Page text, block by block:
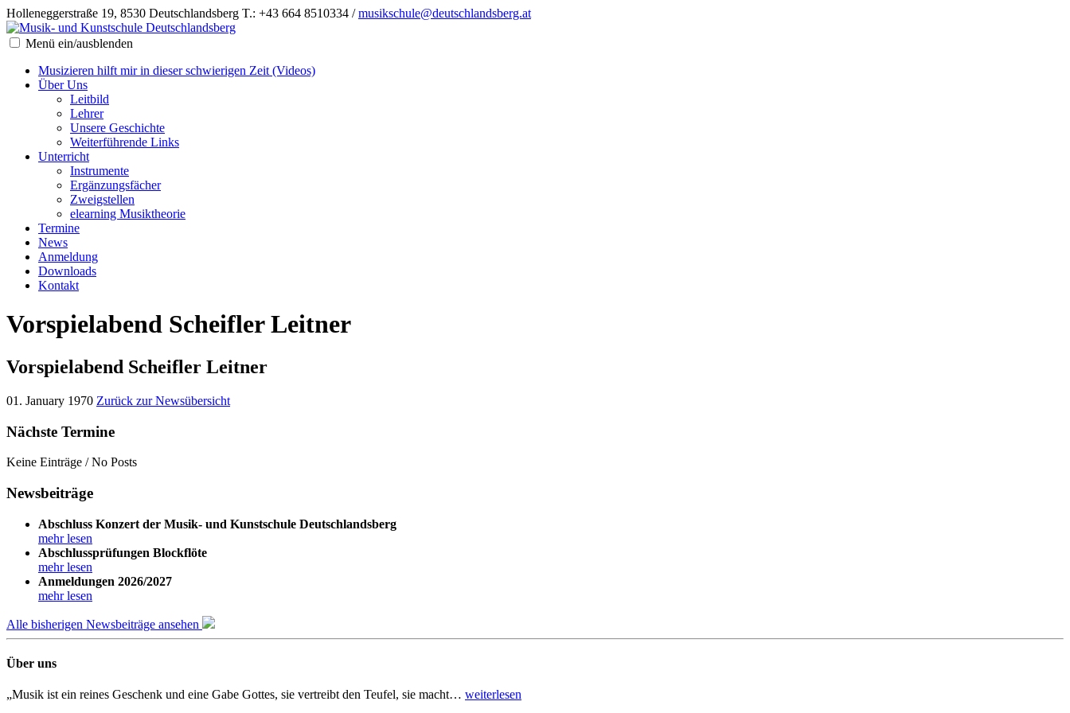
Holleneggerstraße 19, 8530 Deutschlandsberg T.: +43 664 8510334 /musikschule@deutschlandsberg.at
Menü ein/ausblenden
Musizieren hilft mir in dieser schwierigen Zeit (Videos)
Über Uns
Leitbild
Lehrer
Unsere Geschichte
Weiterführende Links
Unterricht
Instrumente
Ergänzungsfächer
Zweigstellen
elearning Musiktheorie
Termine
News
Anmeldung
Downloads
Kontakt
Vorspielabend Scheifler Leitner
Vorspielabend Scheifler Leitner
01. January 1970 Zurück zur Newsübersicht
Nächste Termine
Keine Einträge / No Posts
Newsbeiträge
Abschluss Konzert der Musik- und Kunstschule Deutschlandsberg
mehr lesen
Abschlussprüfungen Blockflöte
mehr lesen
Anmeldungen 2026/2027
mehr lesen
Alle bisherigen Newsbeiträge ansehen
Über uns
„Musik ist ein reines Geschenk und eine Gabe Gottes, sie vertreibt den Teufel, sie macht… weiterlesen